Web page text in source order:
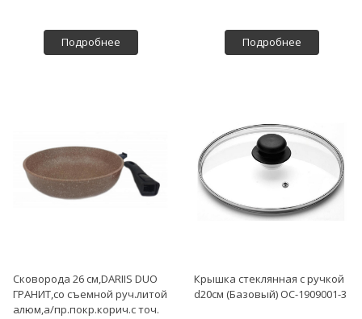
Подробнее Подробнее
Сковорода 26 см,DARIIS DUO
ГРАНИТ,со съемной руч.литой
алюм,а/пр.покр.корич.с точ.
Крышка стеклянная с ручкой
d20см (Базовый) OC-1909001-3